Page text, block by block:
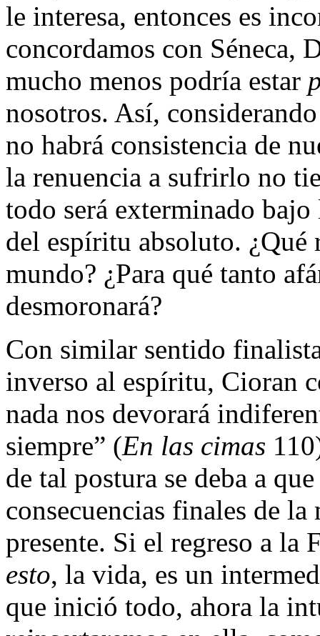
le interesa, entonces es
concordamos con Séneca,
mucho menos podría estar
nosotros. Así,
no habrá consistencia de
la renuencia a sufrirlo no
todo será exterminado
del espíritu absoluto.
mundo? ¿Para qué tanto
desmoronará?
Con similar sentido
inverso al espíritu, Cioran
nada nos devorará
siempre” (En las cimas
de tal postura se deba a
consecuencias finales de
presente. Si el regreso a la
esto, la vida, es un
que inició todo, ahora la